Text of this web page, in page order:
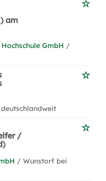
am
GmbH /
/
/ Wunstorf bei